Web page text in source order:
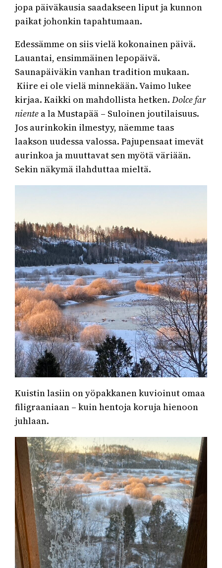
jopa päiväkausia saadakseen liput ja kunnon
paikat johonkin tapahtumaan.
Edessämme on siis vielä kokonainen päivä.
Lauantai, ensimmäinen lepopäivä.
Saunapäiväkin vanhan tradition mukaan.
Kiire ei ole vielä minnekään. Vaimo lukee
kirjaa. Kaikki on mahdollista hetken.Dolce far
niente a la Mustapää – Suloinen joutilaisuus.
Jos aurinkokin ilmestyy, näemme taas
laakson uudessa valossa. Pajupensaat imevät
aurinkoa ja muuttavat sen myötä väriään.
Sekin näkymä ilahduttaa mieltä.
Kuistin lasiin on yöpakkanen kuvioinut omaa
filigraaniaan – kuin hentoja koruja hienoon
juhlaan.